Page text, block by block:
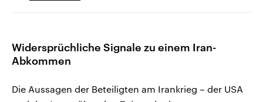
Widersprüchliche Signale zu einem Iran-
Abkommen
Die Aussagen der Beteiligten am Irankrieg – der USA